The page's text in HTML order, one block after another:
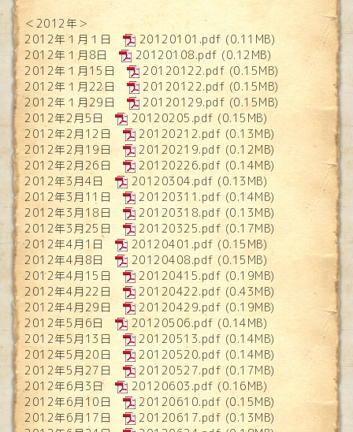
＜2012年＞
2012年１月１日
20120101.pdf (0.11MB)
2012年１月8日
20120108.pdf (0.12MB)
2012年１月15日
20120122.pdf (0.15MB)
2012年１月22日
20120122.pdf (0.15MB)
2012年１月29日
20120129.pdf (0.15MB)
2012年2月5日
20120205.pdf (0.15MB)
2012年2月12日
20120212.pdf (0.13MB)
2012年2月19日
20120219.pdf (0.12MB)
2012年2月26日
20120226.pdf (0.14MB)
2012年3月4日
20120304.pdf (0.13MB)
2012年3月11日
20120311.pdf (0.14MB)
2012年3月18日
20120318.pdf (0.13MB)
2012年3月25日
20120325.pdf (0.17MB)
2012年4月1日
20120401.pdf (0.15MB)
2012年4月8日
20120408.pdf (0.15MB)
2012年4月15日
20120415.pdf (0.19MB)
2012年4月22日
20120422.pdf (0.43MB)
2012年4月29日
20120429.pdf (0.19MB)
2012年5月6日
20120506.pdf (0.14MB)
2012年5月13日
20120513.pdf (0.14MB)
2012年5月20日
20120520.pdf (0.14MB)
2012年5月27日
20120527.pdf (0.17MB)
2012年6月3日
20120603.pdf (0.16MB)
2012年6月10日
20120610.pdf (0.15MB)
2012年6月17日
20120617.pdf (0.13MB)